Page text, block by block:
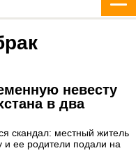
невесту
в два
скандал: местный житель
и ее родители подали на